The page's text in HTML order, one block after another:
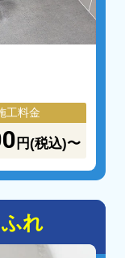
工料金
円(税込)〜
れ